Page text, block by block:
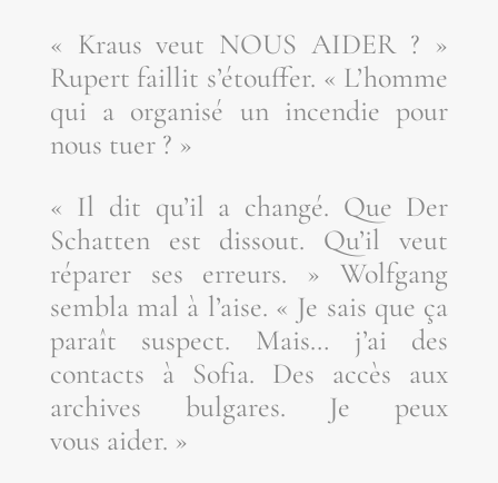
« Kraus veut NOUS AIDER ? »
Rupert faillit s’é­touf­fer. « L’homme
qui a orga­ni­sé un incen­die pour
nous tuer ? »
« Il dit qu’il a chan­gé. Que Der
Schat­ten est dis­sout. Qu’il veut
répa­rer ses erreurs. » Wolf­gang
sem­bla mal à l’aise. « Je sais que ça
paraît sus­pect. Mais… j’ai des
contacts à Sofia. Des accès aux
archives bul­gares. Je peux
vous aider. »